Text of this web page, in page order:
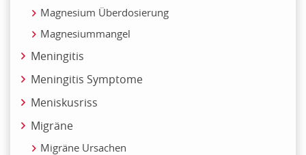
Magnesium Überdosierung
Magnesiummangel
Meningitis
Meningitis Symptome
Meniskusriss
Migräne
Migräne Ursachen